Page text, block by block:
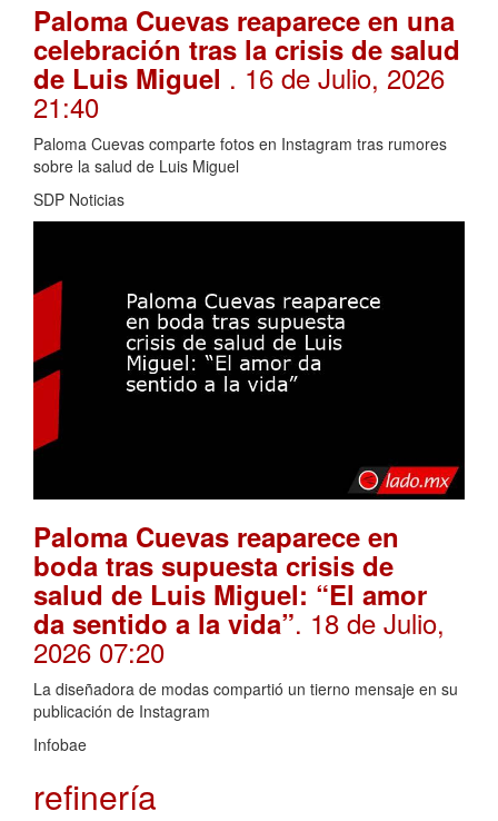
Paloma Cuevas reaparece en una
celebración tras la crisis de salud
de Luis Miguel . 16 de Julio, 2026
21:40
Paloma Cuevas comparte fotos en Instagram tras rumores
sobre la salud de Luis Miguel
SDP Noticias
Paloma Cuevas reaparece en
boda tras supuesta crisis de
salud de Luis Miguel: “El amor
da sentido a la vida”. 18 de Julio,
2026 07:20
La diseñadora de modas compartió un tierno mensaje en su
publicación de Instagram
Infobae
refinería